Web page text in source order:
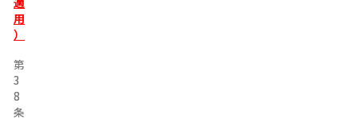
用
）
第
3
8
条
第
3
8
条